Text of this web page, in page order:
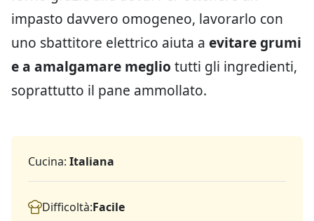
impasto davvero omogeneo, lavorarlo con
uno sbattitore elettrico aiuta a evitare grumi
e a amalgamare meglio tutti gli ingredienti,
soprattutto il pane ammollato.
Cucina: Italiana
Difficoltà:Facile